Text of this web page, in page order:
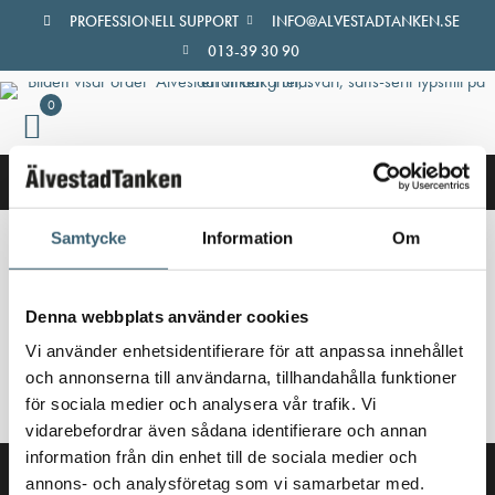
Samtycke Information Om
Denna webbplats använder cookies
Vi använder enhetsidentifierare för att anpassa innehållet
och annonserna till användarna, tillhandahålla funktioner
för sociala medier och analysera vår trafik. Vi
vidarebefordrar även sådana identifierare och annan
information från din enhet till de sociala medier och
annons- och analysföretag som vi samarbetar med.
Hoppa
innehåll
PROFESSIONELL SUPPORT
INFO@ALVESTADTANKEN.SE
013-39 30 90
0
Inga produkter hittades som motsvarar ditt val.